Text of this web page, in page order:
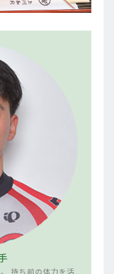
持ち前の体力を活